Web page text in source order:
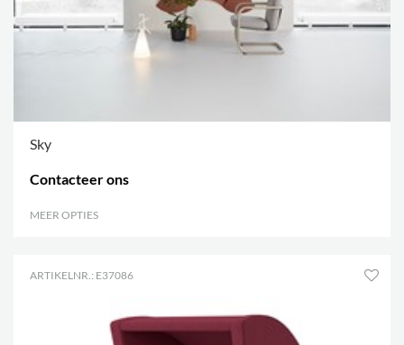
Sky
Contacteer ons
MEER OPTIES
ARTIKELNR.: E37086